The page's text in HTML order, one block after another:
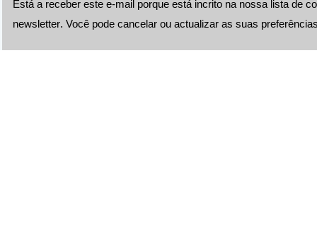
Está a receber este e-mail porque está incrito na nossa lista de
newsletter. Você pode cancelar ou actualizar as suas